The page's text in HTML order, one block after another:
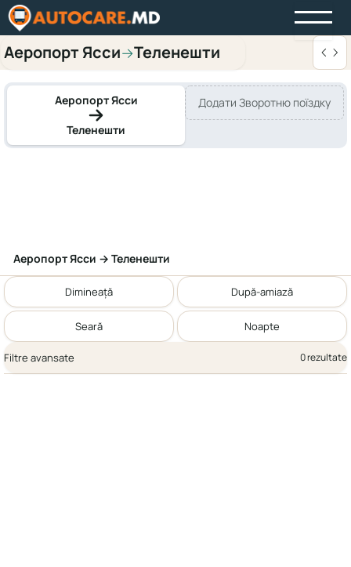
Аеропорт Ясси→Теленешти
Аеропорт Ясси
Теленешти
Додати Зворотню поїздку
Аеропорт Ясси → Теленешти
Dimineață După-amiază
Seară Noapte
Filtre avansate 0 rezultate